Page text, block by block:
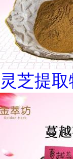
灵芝提